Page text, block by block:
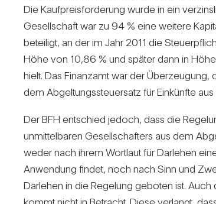
Die Kauf­preis­for­de­rung wurde in ein
Gesell­schaft war zu 94 % eine wei­tere
betei­ligt, an der im Jahr 2011 die
Höhe von 10,86 % und später dann in
hielt. Das Finanzamt war der Über­zeu­gung,
dem Abgel­tungs­steu­er­satz für Ein­künfte
Der BFH ent­schied jedoch, dass die
unmit­tel­baren Gesell­schaf­ters aus dem
weder nach ihrem Wort­laut für Dar­lehen
Anwen­dung findet, noch nach Sinn und
Dar­lehen in die Rege­lung geboten ist.